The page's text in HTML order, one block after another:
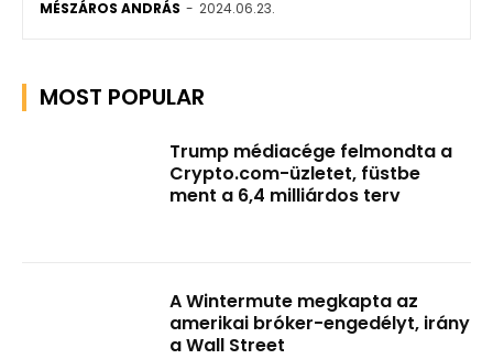
MÉSZÁROS ANDRÁS - 2024.06.23.
MOST POPULAR
Trump médiacége felmondta a
Crypto.com-üzletet, füstbe
ment a 6,4 milliárdos terv
A Wintermute megkapta az
amerikai bróker-engedélyt, irány
a Wall Street